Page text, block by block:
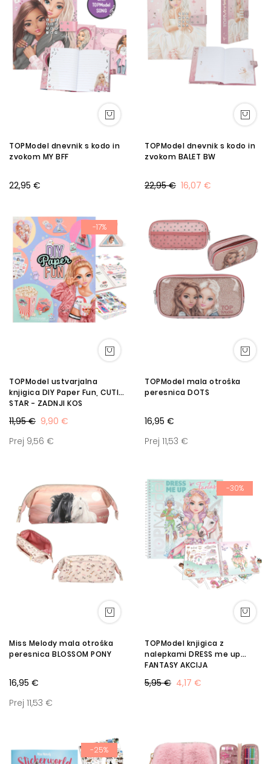
TOPModel dnevnik s kodo in
zvokom MY BFF
22,95 €
TOPModel dnevnik s kodo in
zvokom BALET BW
16,07 €
22,95 €
-17%
TOPModel ustvarjalna
knjigica DIY Paper Fun, CUTIE
STAR - ZADNJI KOS
9,90 €
11,95 €
Prej 9,56 €
TOPModel mala otroška
peresnica DOTS
16,95 €
Prej 11,53 €
Miss Melody mala otroška
peresnica BLOSSOM PONY
16,95 €
Prej 11,53 €
-30%
TOPModel knjigica z
nalepkami DRESS me up
FANTASY AKCIJA
4,17 €
5,95 €
-25%